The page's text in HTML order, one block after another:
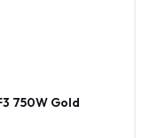
750W Gold